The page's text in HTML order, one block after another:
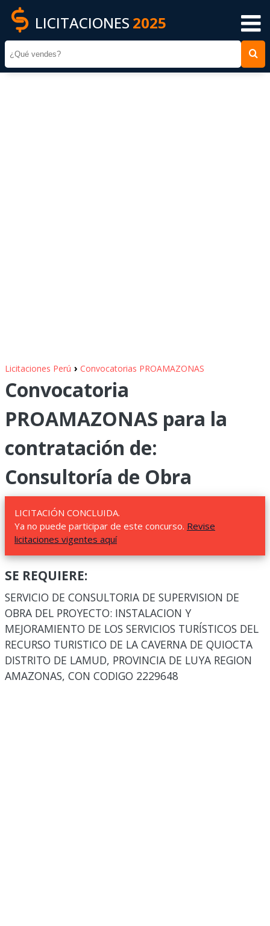
LICITACIONES 2025
Licitaciones Perú › Convocatorias PROAMAZONAS
Convocatoria
PROAMAZONAS para la
contratación de:
Consultoría de Obra
LICITACIÓN CONCLUIDA.
Ya no puede participar de este concurso. Revise
licitaciones vigentes aquí
SE REQUIERE:
SERVICIO DE CONSULTORIA DE SUPERVISION DE
OBRA DEL PROYECTO: INSTALACION Y
MEJORAMIENTO DE LOS SERVICIOS TURÍSTICOS DEL
RECURSO TURISTICO DE LA CAVERNA DE QUIOCTA
DISTRITO DE LAMUD, PROVINCIA DE LUYA REGION
AMAZONAS, CON CODIGO 2229648